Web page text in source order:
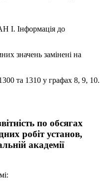
Інформація до
значень замінені на
та 1310 у графах 8, 9, 10.
по обсягах
робіт установ,
академії